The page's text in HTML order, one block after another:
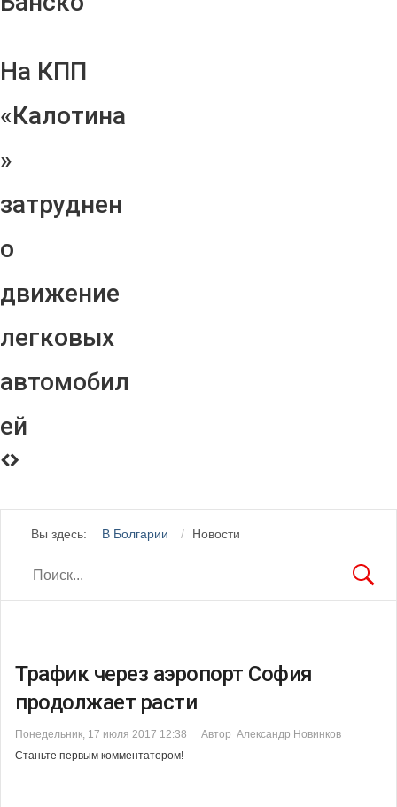
На КПП
«Калотина
»
затруднен
о
движение
легковых
автомобил
ей
Вы здесь: В Болгарии Новости
Трафик через аэропорт София
продолжает расти
Понедельник, 17 июля 2017 12:38
Автор Александр Новинков
Станьте первым комментатором!